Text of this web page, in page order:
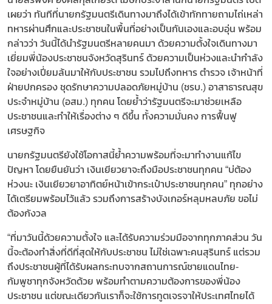
เผยว่า ทันทีที่นายกรัฐมนตรีเดินทางมาถึงได้เข้าทักทายถามไถ่เหล่า
ทหารผ่านศึกและประชาชนในพื้นที่อย่างเป็นกันเองและอบอุ่น พร้อม
กล่าวว่า วันนี้ได้นำรัฐมนตรีหลายคนมา ด้วยความตั้งใจเดินทางมา
เยี่ยมพี่น้องประชาชนจังหวัดสุรินทร์ ด้วยความเป็นห่วงและนำกำลัง
ใจอย่างเปี่ยมล้นมาให้กับประชาชน รวมไปถึงทหาร ตำรวจ เจ้าหน้าที่
ฝ่ายปกครอง ชุดรักษาความปลอดภัยหมู่บ้าน (ชรบ.) อาสาธารณสุข
ประจำหมู่บ้าน (อสม.) ทุกคน โดยย้ำว่ารัฐมนตรีจะมาช่วยเหลือ
ประชาชนและทำให้เรื่องต่าง ๆ ดีขึ้น ทั้งความมั่นคง การฟื้นฟู
เศรษฐกิจ
นายกรัฐมนตรียังใช้โอกาสนี้ย้ำความพร้อมที่จะมาทำงานแก้ไข
ปัญหา โดยยืนยันว่า เงินเยียวยาจะถึงมือประชาชนทุกคน “บ่ต้อง
ห่วงนะ เงินเยียวยาอาทิตย์หน้าเข้ากระเป๋าประชาชนทุกคน” ทุกอย่าง
ได้เตรียมพร้อมไว้แล้ว รวมถึงการสร้างบังเกอร์หลุมหลบภัย ขอไม่
ต้องกังวล
“ที่มาวันนี้ด้วยความตั้งใจ และได้รับความร่วมมือจากทุกภาคส่วน วัน
นี้จะต้องทำสิ่งที่ดีที่สุดให้กับประชาชน ไม่ใช่เฉพาะคนสุรินทร์ แต่รวม
ถึงประชาชนผู้ที่ได้รับผลกระทบจากสถานการณ์ชายแดนไทย-
กัมพูชาทุกจังหวัดด้วย พร้อมทำตามความต้องการของพี่น้อง
ประชาชน แต่ขณะเดียวกันเราก็จะใช้การทูตเจรจาให้ประเทศไทยได้